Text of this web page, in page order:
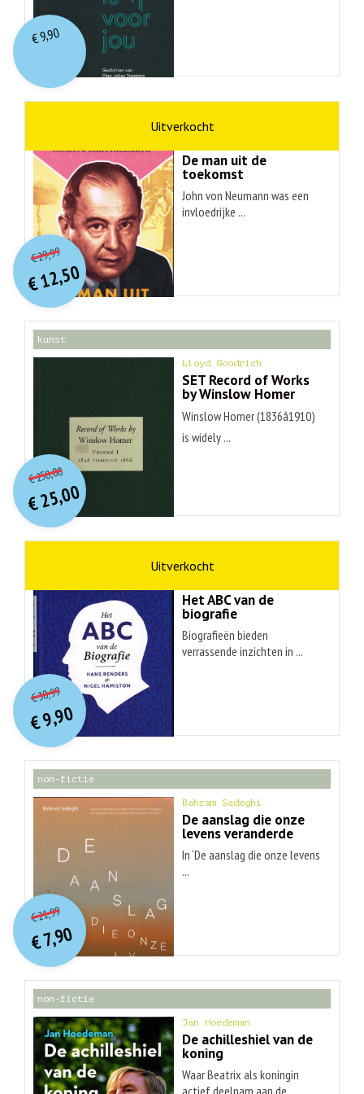
€9,90
De man uit de
toekomst
John von Neumann was een
invloedrijke ...
€29,99O
orspr
onkelijke
prijs
was:
€ 29,99.
€12,50
Huidige
prijs
is:€ 12,50.
kunst
Lloyd Goodrich
SET Record of Works
by Winslow Homer
Winslow Homer (1836â1910)
is widely ...
€250,00O
orspr
onkelijke
prijs
was:
€ 250,00.
€25,00
Huidige
prijs
is:
€ 25,00.
Het ABC van de
biografie
Biografieën bieden
verrassende inzichten in ...
€30,99O
orspr
onkelijke
prijs
was:
€ 30,99.
€9,90
Huidige
prijs
is:
€ 9,90.
non-fictie
Bahram Sadeghi
De aanslag die onze
levens veranderde
In ‘De aanslag die onze levens
...
€21,99O
orspr
onkelijke
prijs
was:
€ 21,99.
€7,90
Huidige
prijs
is:
€ 7,90.
non-fictie
Jan Hoedeman
De achilleshiel van de
koning
Waar Beatrix als koningin
actief deelnam aan de ...